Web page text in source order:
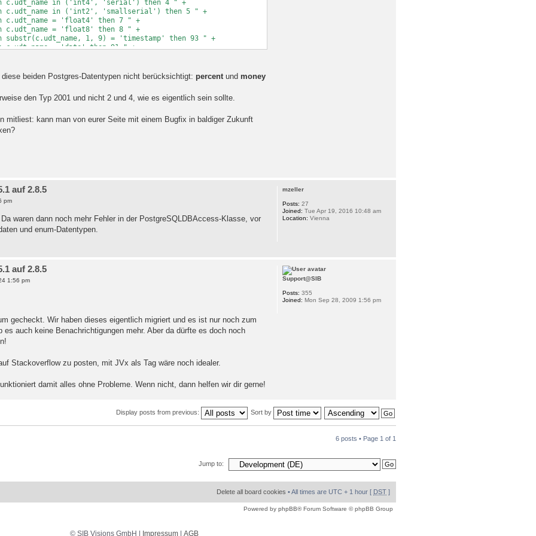
in ('int4', 'serial') then 4 " +
in ('int2', 'smallserial') then 5 " +
= 'float4' then 7 " +
= 'float8' then 8 " +
1, 9) = 'timestamp' then 93 " +
= 'date' then 91 " +
= 'bool' then -7 " +
1, 1) = '_' then 2003 " +
'anyarray', 'inet', 'int2vector',
+
" +
= 'NO' then 0 else 1 end as nullable " +
= 'date' then 13 " +
ceil(c.numeric_precision *
/ ln(10)), 0) " +
" +
c.datetime_precision, 0) as decimal_digits "
in ('information_schema', 'pg_catalog') " +
c.table_name, c.ordinal_position";
beiden Postgres-Datentypen nicht berücksichtigt: percent und money
den Typ 2001 und nicht 2 und 4, wie es eigentlich sein sollte.
mitliest: kann man von eurer Seite mit einem Bugfix in baldiger Zukunft
auf 2.8.5
pm
waren dann noch mehr Fehler in der PostgreSQLDBAccess-Klasse, vor
und enum-Datentypen.
mzeller
Posts: 27
Joined: Tue Apr 19, 2016 10:48 am
Location: Vienna
auf 2.8.5
1:56 pm
gecheckt. Wir haben dieses eigentlich migriert und es ist nur noch zum
es auch keine Benachrichtigungen mehr. Aber da dürfte es doch noch
Stackoverflow zu posten, mit JVx als Tag wäre noch idealer.
damit alles ohne Probleme. Wenn nicht, dann helfen wir dir gerne!
Support@SIB
Posts: 355
Joined: Mon Sep 28, 2009 1:56 pm
Display posts from previous: Sort by
6 posts • Page 1 of 1
Jump to:
Delete all board cookies • All times are UTC + 1 hour [ DST ]
Powered by phpBB® Forum Software © phpBB Group
© SIB Visions GmbH | Impressum| AGB